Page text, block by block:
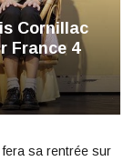
Cornillac
France 4
sa rentrée sur